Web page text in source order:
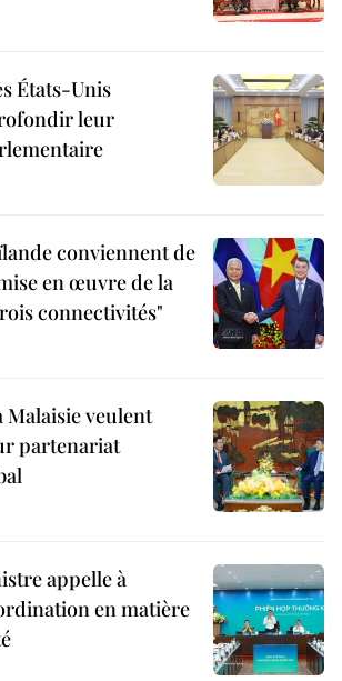
États-Unis
leur
conviennent de
en œuvre de la
connectivités"
Malaisie veulent
partenariat
appelle à
en matière